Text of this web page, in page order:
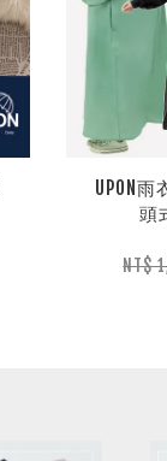
UPON
頭
NT$